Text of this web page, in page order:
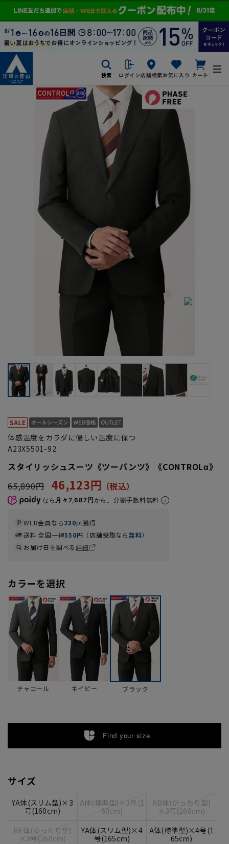
検索 ログイン店舗検索お気に入り カート
体感温度をカラダに優しい温度に保つ
A23X5501-92
スタイリッシュスーツ《ツーパンツ》《CONTROLα》
65,890円
46,123円
なら 月々7,687円から。分割手数料無料
WEB会員なら230pt獲得
送料 全国一律550円（店舗受取なら無料）
お届け日を調べる詳細
カラーを選択
チャコール ネイビー ブラック
Find your size
サイズ
YA体(スリム型)×3
号(160cm)
A体(標準型)×3号(1
60cm)
AB体(がっちり型)
×3号(160cm)
BE体(ゆったり型)
×3号(160cm)
YA体(スリム型)×4
号(165cm)
A体(標準型)×4号(1
65cm)